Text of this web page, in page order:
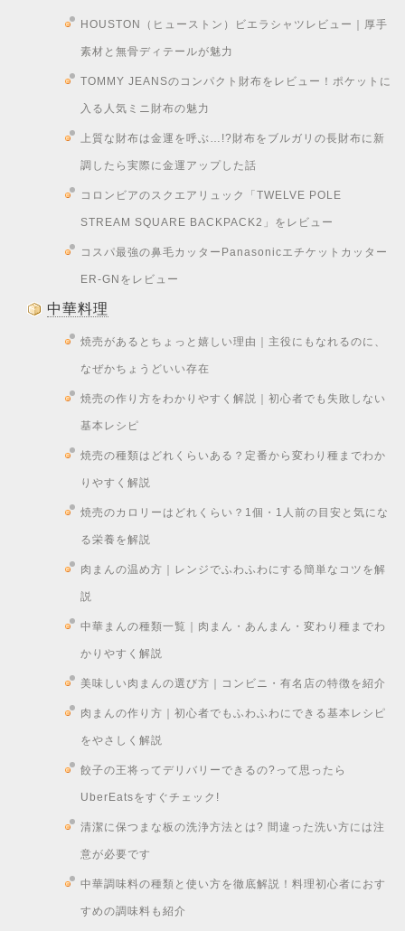
HOUSTON（ヒューストン）ビエラシャツレビュー｜厚手
素材と無骨ディテールが魅力
TOMMY JEANSのコンパクト財布をレビュー！ポケットに
入る人気ミニ財布の魅力
上質な財布は金運を呼ぶ…!?財布をブルガリの長財布に新
調したら実際に金運アップした話
コロンビアのスクエアリュック「TWELVE POLE
STREAM SQUARE BACKPACK2」をレビュー
コスパ最強の鼻毛カッターPanasonicエチケットカッター
ER-GNをレビュー
中華料理
焼売があるとちょっと嬉しい理由｜主役にもなれるのに、
なぜかちょうどいい存在
焼売の作り方をわかりやすく解説｜初心者でも失敗しない
基本レシピ
焼売の種類はどれくらいある？定番から変わり種までわか
りやすく解説
焼売のカロリーはどれくらい？1個・1人前の目安と気にな
る栄養を解説
肉まんの温め方｜レンジでふわふわにする簡単なコツを解
説
中華まんの種類一覧｜肉まん・あんまん・変わり種までわ
かりやすく解説
美味しい肉まんの選び方｜コンビニ・有名店の特徴を紹介
肉まんの作り方｜初心者でもふわふわにできる基本レシピ
をやさしく解説
餃子の王将ってデリバリーできるの?って思ったら
UberEatsをすぐチェック!
清潔に保つまな板の洗浄方法とは? 間違った洗い方には注
意が必要です
中華調味料の種類と使い方を徹底解説！料理初心者におす
すめの調味料も紹介